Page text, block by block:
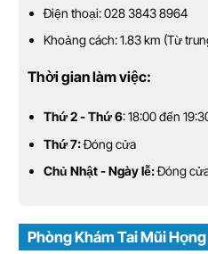
Điện thoại: 028 3843 8964
Khoảng cách: 1.83 km (Từ
Thời gian làm việc:
Thứ 2 - Thứ 6: 18:00 đến
Thứ 7:Đóng cửa
Chủ Nhật - Ngày lễ:Đóng
Phòng Khám Tai Mũi